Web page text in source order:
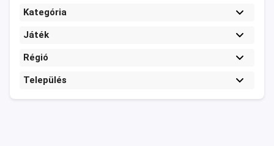
Kategória
Játék
Régió
Település